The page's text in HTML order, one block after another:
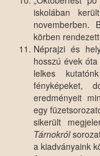
iskolában
novemberben.
körben
Néprajzi és
hosszú évek
lelkes
fényképeket,
eredményeit
egy
sikerült
Tárnokról
a kiadványaink